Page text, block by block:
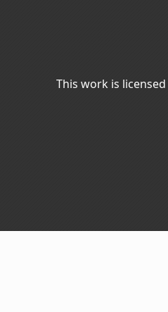
This work is